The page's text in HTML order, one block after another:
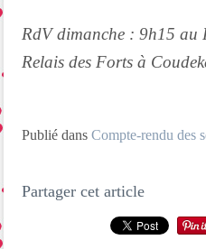
RdV dimanche : 9h15 au
Relais des Forts à
Publié dans Compte-rendu des
Partager cet article